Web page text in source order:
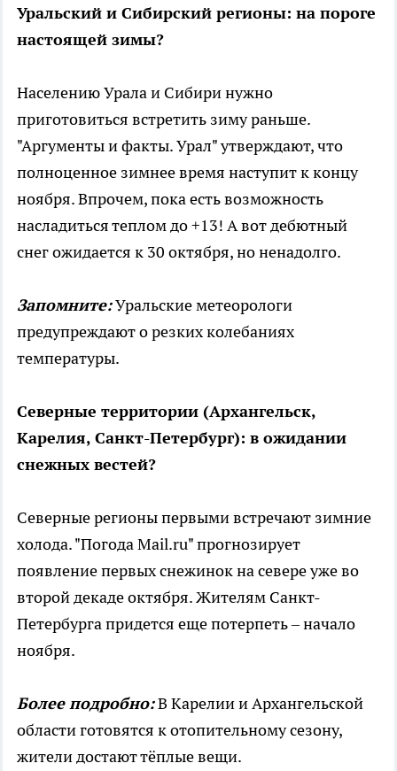
Уральский и Сибирский регионы: на пороге
настоящей зимы?
Населению Урала и Сибири нужно
приготовиться встретить зиму раньше.
"Аргументы и факты. Урал" утверждают, что
полноценное зимнее время наступит к концу
ноября. Впрочем, пока есть возможность
насладиться теплом до +13! А вот дебютный
снег ожидается к 30 октября, но ненадолго.
Запомните:Уральские метеорологи
предупреждают о резких колебаниях
температуры.
Северные территории (Архангельск,
Карелия, Санкт-Петербург): в ожидании
снежных вестей?
Северные регионы первыми встречают зимние
холода. "Погода Mail.ru" прогнозирует
появление первых снежинок на севере уже во
второй декаде октября. Жителям Санкт-
Петербурга придется еще потерпеть – начало
ноября.
Более подробно:В Карелии и Архангельской
области готовятся к отопительному сезону,
жители достают тёплые вещи.